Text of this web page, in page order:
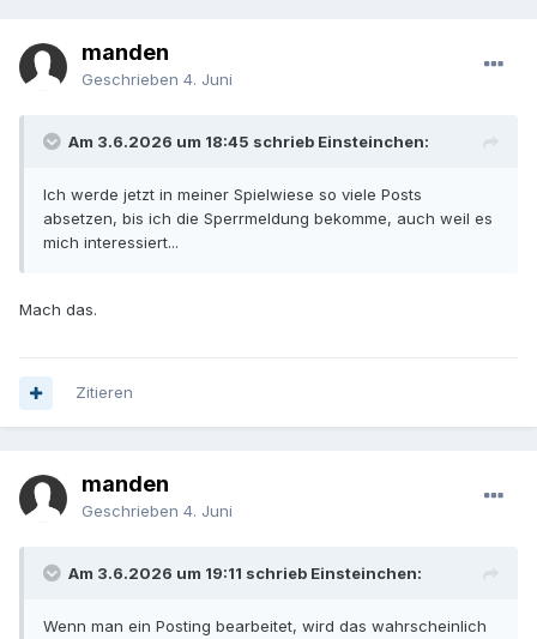
manden
Geschrieben 4. Juni
Am 3.6.2026 um 18:45 schrieb Einsteinchen:
Ich werde jetzt in meiner Spielwiese so viele Posts
absetzen, bis ich die Sperrmeldung bekomme, auch weil es
mich interessiert...
Mach das.
Zitieren
manden
Geschrieben 4. Juni
Am 3.6.2026 um 19:11 schrieb Einsteinchen:
Wenn man ein Posting bearbeitet, wird das wahrscheinlich